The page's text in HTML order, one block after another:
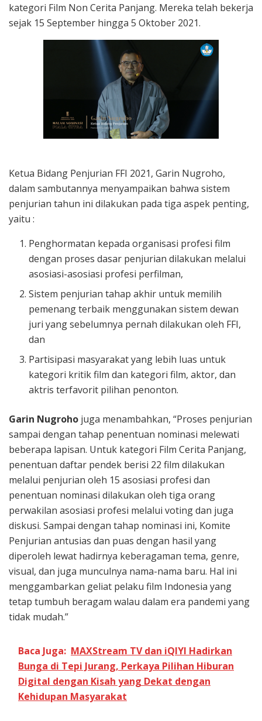
kategori Film Non Cerita Panjang. Mereka telah bekerja
sejak 15 September hingga 5 Oktober 2021.
Ketua Bidang Penjurian FFI 2021, Garin Nugroho,
dalam sambutannya menyampaikan bahwa sistem
penjurian tahun ini dilakukan pada tiga aspek penting,
yaitu :
Penghormatan kepada organisasi profesi film
dengan proses dasar penjurian dilakukan melalui
asosiasi-asosiasi profesi perfilman,
Sistem penjurian tahap akhir untuk memilih
pemenang terbaik menggunakan sistem dewan
juri yang sebelumnya pernah dilakukan oleh FFI,
dan
Partisipasi masyarakat yang lebih luas untuk
kategori kritik film dan kategori film, aktor, dan
aktris terfavorit pilihan penonton.
Garin Nugroho juga menambahkan, “Proses penjurian
sampai dengan tahap penentuan nominasi melewati
beberapa lapisan. Untuk kategori Film Cerita Panjang,
penentuan daftar pendek berisi 22 film dilakukan
melalui penjurian oleh 15 asosiasi profesi dan
penentuan nominasi dilakukan oleh tiga orang
perwakilan asosiasi profesi melalui voting dan juga
diskusi. Sampai dengan tahap nominasi ini, Komite
Penjurian antusias dan puas dengan hasil yang
diperoleh lewat hadirnya keberagaman tema, genre,
visual, dan juga munculnya nama-nama baru. Hal ini
menggambarkan geliat pelaku film Indonesia yang
tetap tumbuh beragam walau dalam era pandemi yang
tidak mudah.”
Baca Juga: MAXStream TV dan iQIYI Hadirkan
Bunga di Tepi Jurang, Perkaya Pilihan Hiburan
Digital dengan Kisah yang Dekat dengan
Kehidupan Masyarakat